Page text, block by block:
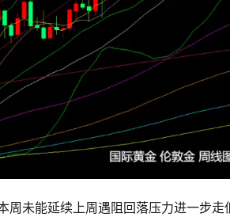
周未能延续上周遇阻回落压力进一步